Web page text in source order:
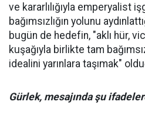
ve kararlılığıyla emperyalist
bağımsızlığın yolunu
bugün de hedefin, "aklı hür,
kuşağıyla birlikte tam
idealini yarınlara taşımak"
Gürlek, mesajında şu